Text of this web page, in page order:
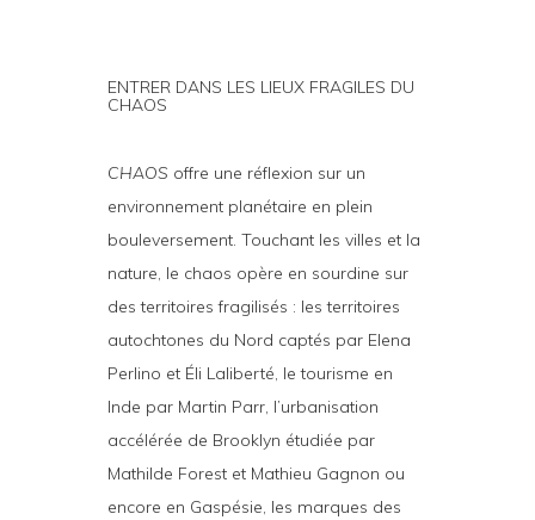
ENTRER DANS LES LIEUX FRAGILES DU
CHAOS
CHAOS offre une réflexion sur un
environnement planétaire en plein
bouleversement. Touchant les villes et la
nature, le chaos opère en sourdine sur
des territoires fragilisés : les territoires
autochtones du Nord captés par Elena
Perlino et Éli Laliberté, le tourisme en
Inde par Martin Parr, l’urbanisation
accélérée de Brooklyn étudiée par
Mathilde Forest et Mathieu Gagnon ou
encore en Gaspésie, les marques des